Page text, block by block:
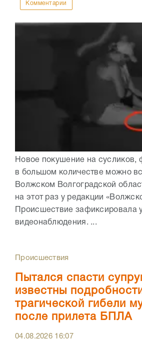
Комментарии
Новое покушение на сусликов,
в большом количестве можно
Волжском Волгоградской
на этот раз у редакции
Происшествие зафиксировала
видеонаблюдения. ...
Происшествия
Пытался спасти
известны
трагической гибели
после прилета БПЛА
04.08.2026 16:07